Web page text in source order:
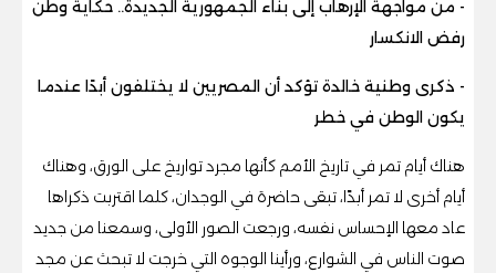
- من مواجهة الإرهاب إلى بناء الجمهورية الجديدة.. حكاية وطن
رفض الانكسار
- ذكرى وطنية خالدة تؤكد أن المصريين لا يختلفون أبدًا عندما
يكون الوطن في خطر
هناك أيام تمر في تاريخ الأمم كأنها مجرد تواريخ على الورق، وهناك
أيام أخرى لا تمر أبدًا، تبقى حاضرة في الوجدان، كلما اقتربت ذكراها
عاد معها الإحساس نفسه، ورجعت الصور الأولى، وسمعنا من جديد
صوت الناس في الشوارع، ورأينا الوجوه التي خرجت لا تبحث عن مجد